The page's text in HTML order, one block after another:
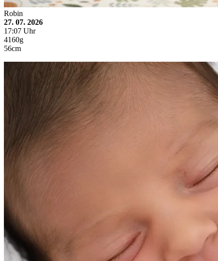
Robin
27. 07. 2026
17:07 Uhr
4160g
56cm